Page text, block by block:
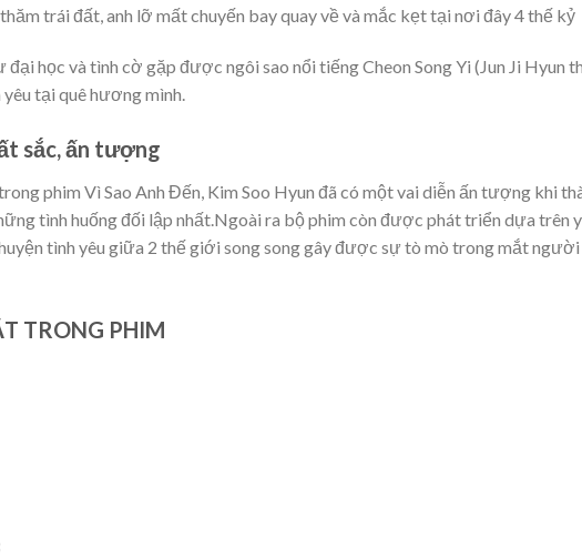
trái đất, anh lỡ mất chuyến bay quay về và mắc kẹt tại nơi đây 4 thế kỷ
đại học và tình cờ gặp được ngôi sao nổi tiếng Cheon Song Yi (Jun Ji Hyun
tại quê hương mình.
sắc, ấn tượng
phim Vì Sao Anh Đến, Kim Soo Hyun đã có một vai diễn ấn tượng khi
tình huống đối lập nhất.Ngoài ra bộ phim còn được phát triển dựa trên
tình yêu giữa 2 thế giới song song gây được sự tò mò trong mắt người
TRONG PHIM